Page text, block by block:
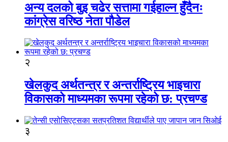
अन्य दलको बुइ चढेर सत्तामा गईहाल्न हुँदैनः
कांग्रेस वरिष्ठ नेता पौडेल
२
खेलकुद अर्थतन्त्र र अन्तर्राष्ट्रिय भाइचारा
विकासको माध्यमका रूपमा रहेको छ: प्रचण्ड
३